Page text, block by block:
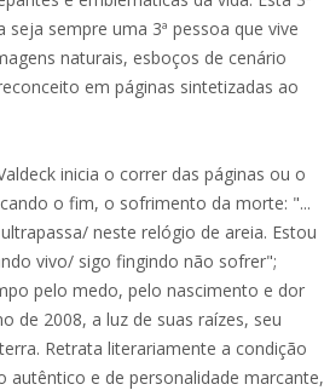
sempre uma 3ª pessoa que vive
naturais, esboços de cenário
em páginas sintetizadas ao
inicia o correr das páginas ou o
o fim, o sofrimento da morte: "...
neste relógio de areia. Estou
vivo/ sigo fingindo não sofrer";
pelo medo, pelo nascimento e dor
de 2008, a luz de suas raízes, seu
Retrata literariamente a condição
autêntico e de personalidade marcante,